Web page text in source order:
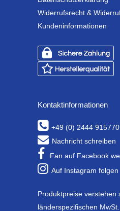
Widerrufsrecht &
Kundeninformationen
Kontaktinformationen
+49 (0) 2444 915770
Nachricht schreiben
Fan auf Facebook
Auf Instagram folgen
Produktpreise verstehen
länderspezifischen